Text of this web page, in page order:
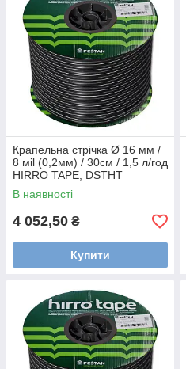
Крапельна стрічка Ø 16 мм /
8 мil (0,2мм) / 30см / 1,5 л/год
HIRRO TAPE, DSTHT
16081530-1000
В наявності
4 052,50 ₴
Купити